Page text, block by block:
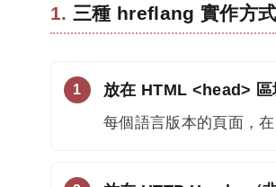
三種 hreflang 實作方式
放在 HTML <head> 區
每個語言版本的頁面，